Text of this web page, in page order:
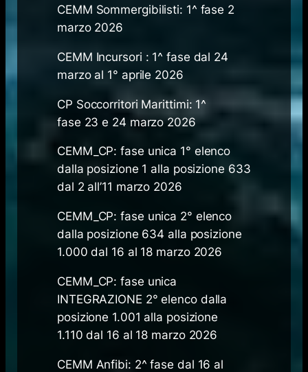
CEMM Sommergibilisti: 1^ fase 2
marzo 2026
CEMM Incursori : 1^ fase dal 24
marzo al 1° aprile 2026
CP Soccorritori Marittimi: 1^
fase 23 e 24 marzo 2026
CEMM_CP: fase unica 1° elenco
dalla posizione 1 alla posizione 633
dal 2 all’11 marzo 2026
CEMM_CP: fase unica 2° elenco
dalla posizione 634 alla posizione
1.000 dal 16 al 18 marzo 2026
CEMM_CP: fase unica
INTEGRAZIONE 2° elenco dalla
posizione 1.001 alla posizione
1.110 dal 16 al 18 marzo 2026
CEMM Anfibi: 2^ fase dal 16 al